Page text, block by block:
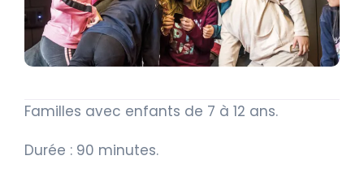
Familles avec enfants de 7 à 12 ans.
Durée : 90 minutes.